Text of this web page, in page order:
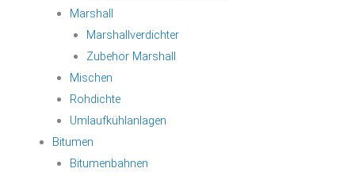
Marshall
Marshallverdichter
Zubehör Marshall
Mischen
Rohdichte
Umlaufkühlanlagen
Bitumen
Bitumenbahnen